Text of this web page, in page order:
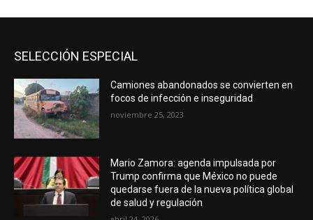
SELECCIÓN ESPECIAL
Camiones abandonados se convierten en
focos de infección e inseguridad
noviembre 25, 2023
Mario Zamora: agenda impulsada por
Trump confirma que México no puede
quedarse fuera de la nueva política global
de salud y regulación